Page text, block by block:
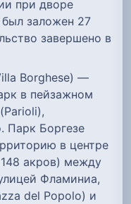
при дворе
заложен 27
завершено в
Borghese) —
в пейзажном
Парк Боргезе
в центре
акров) между
Фламиниа,
del Popolo) и